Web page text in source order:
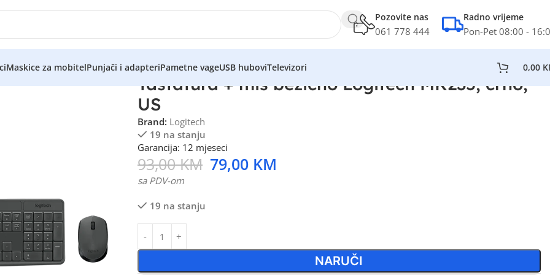
Pozovite nas
061 778 444
Radno vrijeme
Pon-Pet 08:00 -
Maskice za mobitelPunjači i adapteriPametne vageUSB huboviTelevizori 0,00
Tastatura + miš bežično Logitech MK235, crno,
US
Brand: Logitech
19 na stanju
Garancija: 12 mjeseci
93,00KM 79,00 KM
sa PDV-om
19 na stanju
NARUČI